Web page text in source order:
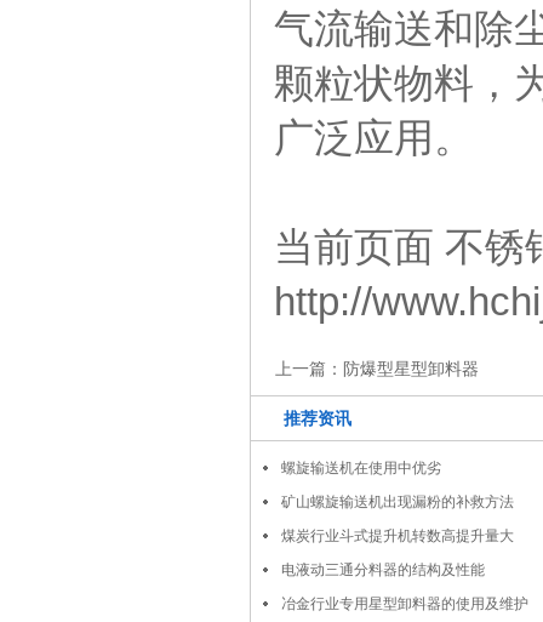
气流输送和除
颗粒状物料，
广泛应用。
当前页面 不锈
http://
上一篇： 防爆型星型卸料器
推荐资讯
螺旋输送机在使用中优劣
矿山螺旋输送机出现漏粉的补救方法
煤炭行业斗式提升机转数高提升量大
电液动三通分料器的结构及性能
冶金行业专用星型卸料器的使用及维护